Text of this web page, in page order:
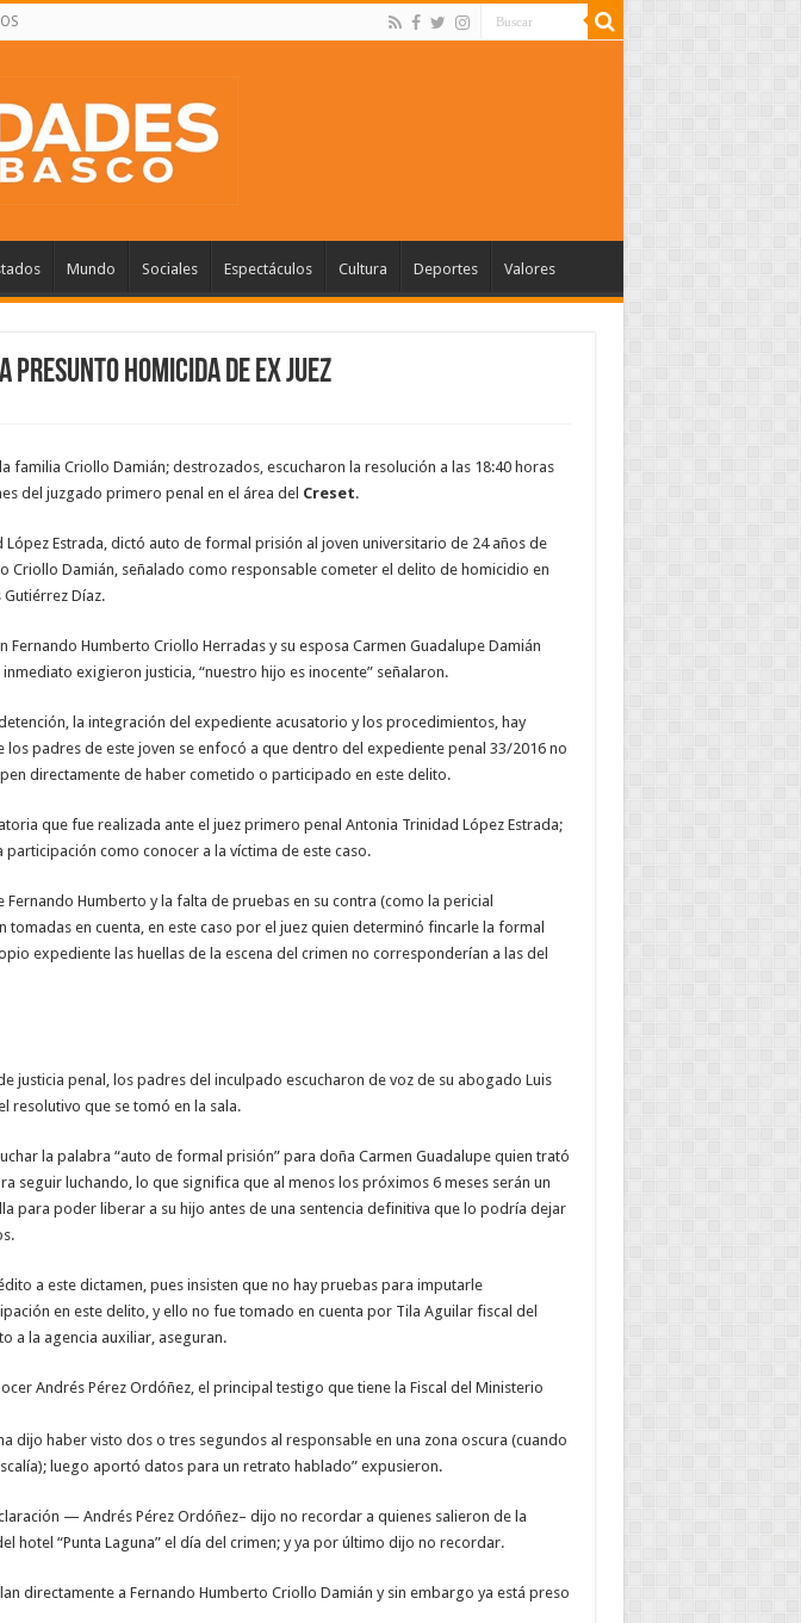
Mundo Sociales Espectáculos Cultura Deportes Valores
PRESUNTO HOMICIDA DE EX JUEZ
familia Criollo Damián; destrozados, escucharon la resolución a las 18:40 horas
del juzgado primero penal en el área del Creset.
López Estrada, dictó auto de formal prisión al joven universitario de 24 años de
Criollo Damián, señalado como responsable cometer el delito de homicidio en
Díaz.
Fernando Humberto Criollo Herradas y su esposa Carmen Guadalupe Damián
exigieron justicia, “nuestro hijo es inocente” señalaron.
la integración del expediente acusatorio y los procedimientos, hay
los padres de este joven se enfocó a que dentro del expediente penal 33/2016 no
directamente de haber cometido o participado en este delito.
que fue realizada ante el juez primero penal Antonia Trinidad López Estrada;
como conocer a la víctima de este caso.
Fernando Humberto y la falta de pruebas en su contra (como la pericial
tomadas en cuenta, en este caso por el juez quien determinó fincarle la formal
expediente las huellas de la escena del crimen no corresponderían a las del
justicia penal, los padres del inculpado escucharon de voz de su abogado Luis
resolutivo que se tomó en la sala.
la palabra “auto de formal prisión” para doña Carmen Guadalupe quien trató
seguir luchando, lo que significa que al menos los próximos 6 meses serán un
para poder liberar a su hijo antes de una sentencia definitiva que lo podría dejar
a este dictamen, pues insisten que no hay pruebas para imputarle
en este delito, y ello no fue tomado en cuenta por Tila Aguilar fiscal del
a la agencia auxiliar, aseguran.
Andrés Pérez Ordóñez, el principal testigo que tiene la Fiscal del Ministerio
dijo haber visto dos o tres segundos al responsable en una zona oscura (cuando
luego aportó datos para un retrato hablado” expusieron.
— Andrés Pérez Ordóñez– dijo no recordar a quienes salieron de la
hotel “Punta Laguna” el día del crimen; y ya por último dijo no recordar.
directamente a Fernando Humberto Criollo Damián y sin embargo ya está preso